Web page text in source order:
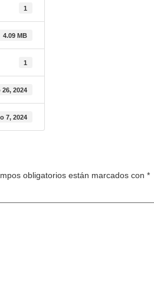
1
4.09 MB
1
26, 2024
7, 2024
obligatorios están marcados con *